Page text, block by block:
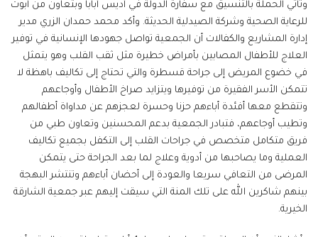
وتأتي الحملة بالتنسيق مع سفارة الدولة في أديس أبابا وبتعاون من أبوت
للرعاية الصحية وشركة الصيدلية الحديثة. وأكد محمد حمدان الزري مدير
إدارة المشاريع والكفالات أن الجمعية تواصل جهودها الإنسانية في توفير
العلاج للأطفال المصابين بأمراض خطيرة مثل ثقب القلب وهو يتمثل
في خضوع المريض إلى جراحة قسطرة والتي تحتاج إلى تكاليف باهظة لا
تتمكن الأسر الفقيرة من توفيرها ويتزايد صراخ الأطفال وأوجاعهم
وتتقطع معها أفئدة أباءهم حزنا وحسرة لعجزهم عن مداواة أطفالهم
وتطيب أوجاعهم، فتبادر الجمعية بدعم المحسنين وتعاون طبي من
فريق متكامل متخصص في جراحات القلب إلى التكفل بجميع تكاليف
العملية وما يصاحبها من أدوية وعلاج لما بعد الجراحة حتى يتمكن
المرضى من التعافي سريعا والعودة إلى أحضان أباءهم وتنتشر البهجة
بينهم شاكرين الله على تلك المنة التي سيقت إليهم عبر جمعية الشارقة
الخيرية.